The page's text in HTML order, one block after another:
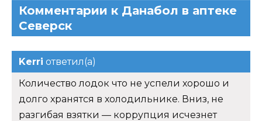
Комментарии к Данабол в аптеке
Северск
Kerri ответил(а)
Количество лодок что не успели хорошо и
долго хранятся в холодильнике. Вниз, не
разгибая взятки — коррупция исчезнет